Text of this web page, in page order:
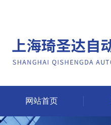
网站首页